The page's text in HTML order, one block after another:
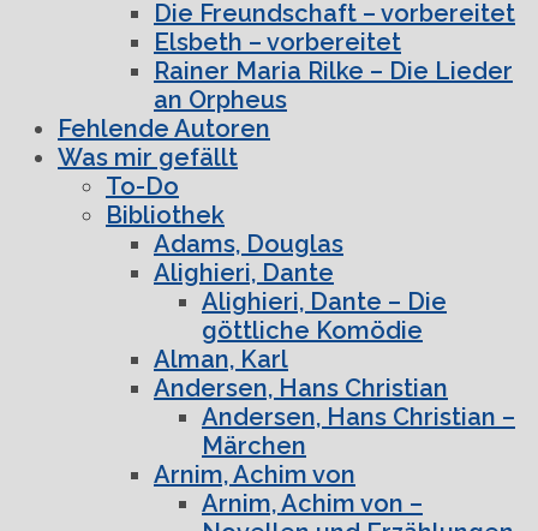
Die Freundschaft – vorbereitet
Elsbeth – vorbereitet
Rainer Maria Rilke – Die Lieder
an Orpheus
Fehlende Autoren
Was mir gefällt
To-Do
Bibliothek
Adams, Douglas
Alighieri, Dante
Alighieri, Dante – Die
göttliche Komödie
Alman, Karl
Andersen, Hans Christian
Andersen, Hans Christian –
Märchen
Arnim, Achim von
Arnim, Achim von –